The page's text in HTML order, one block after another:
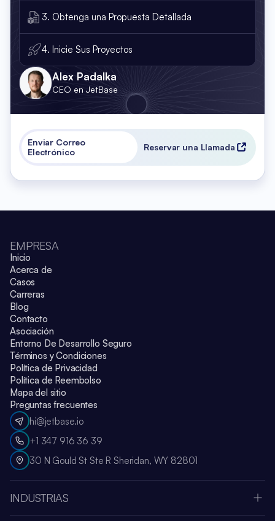
3. Obtenga una Propuesta Detallada
4. Inicie Sus Proyectos
Alex Padalka
CEO en JetBase
Enviar Correo
Electrónico
Reservar una Llamada
EMPRESA
Inicio
Acerca de
Casos
Carreras
Blog
Contacto
Asociación
Entorno De Desarrollo Seguro
Términos y Condiciones
Política de Privacidad
Política de Reembolso
Mapa del sitio
Preguntas frecuentes
hi@jetbase.io
+1 347 916 36 39
30 N Gould St Ste R Sheridan, WY 82801
INDUSTRIAS